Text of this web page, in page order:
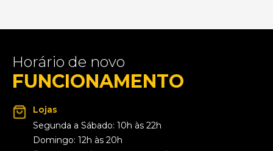
Horário de novo
FUNCIONAMENTO
Lojas
Segunda a Sábado: 10h às 22h
Domingo: 12h às 20h